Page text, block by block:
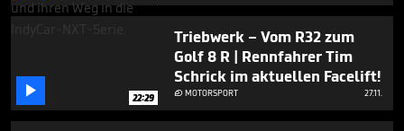
 22:29
Triebwerk – Vom R32 zum
Golf 8 R | Rennfahrer Tim
Schrick im aktuellen Facelift!
MOTORSPORT 27.11.